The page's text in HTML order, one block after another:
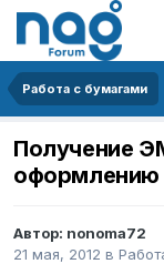
Работа с бумагами
Получение
оформлению
Автор: nonoma72
21 мая, 2012 в